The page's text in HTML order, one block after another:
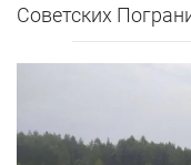
Советских